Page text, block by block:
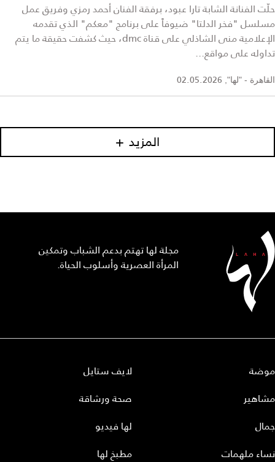
حلّت الفنانة الشابة تارا عبود، برفقة الفنان أحمد رمزي وفريق عمل
مسلسل "فخر الدلتا" ضيوفاً على برنامج "معكم" الذي تقدمه
الإعلامية منى الشاذلي على قناة dmc، حيث كشفت حقيقة ما يتم
تداوله على مواقع...
القاهرة - "لها", 02.05.2026
المزيد
مجلة لها تهتم بدعم الشباب وتمكين
المرأة العصرية وأسلوب الحياة.
موضة
مشاهير
جمال
نساء ملهمات
لايف ستايل
صحة ورشاقة
لها فيديو
مطبخ لها